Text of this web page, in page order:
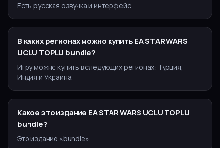
Есть русская озвучка и интерфейс.
В каких регионах можно купить EA STAR WARS
UCLU TOPLU bundle?
Игру можно купить в следующих регионах: Турция,
Индия и Украина.
Какое это издание EA STAR WARS UCLU TOPLU
bundle?
Это издание «bundle».